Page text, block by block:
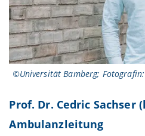
©Universität Bamberg;
Prof. Dr. Cedric Sachser
Ambulanzleitung